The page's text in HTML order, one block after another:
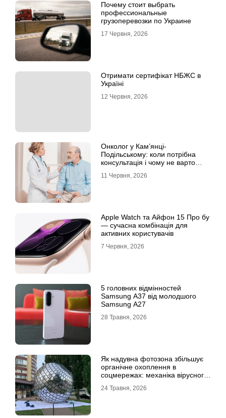
Почему стоит выбрать
профессиональные
грузоперевозки по Украине
17 Червня, 2026
Отримати сертифікат НБЖС в
Україні
12 Червня, 2026
Онколог у Кам’янці-
Подільському: коли потрібна
консультація і чому не варто
11 Червня, 2026
Apple Watch та Айфон 15 Про бу
— сучасна комбінація для
активних користувачів
7 Червня, 2026
5 головних відмінностей
Samsung A37 від молодшого
Samsung A27
28 Травня, 2026
Як надувна фотозона збільшує
органічне охоплення в
соцмережах: механіка вірусного
24 Травня, 2026